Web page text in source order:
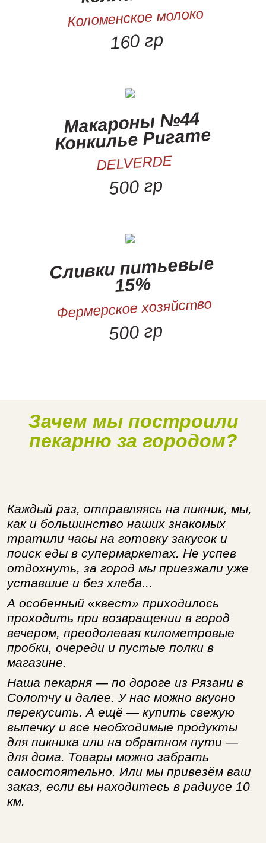
Коломенское молоко
160 гр
Макароны
№44
Конкилье Ригате
DELVERDE
500 гр
Сливки питьевые
15%
Фермерское хозяйство
500 гр
Наше производство
Зачем мы построили
пекарню за городом?
Каждый раз, отправляясь на пикник, мы,
как и большинство наших знакомых
тратили часы на готовку закусок и
поиск еды в супермаркетах. Не успев
отдохнуть, за город мы приезжали уже
уставшие и без хлеба...
А особенный «квест» приходилось
проходить при возвращении в город
вечером, преодолевая километровые
пробки, очереди и пустые полки в
магазине.
Наша пекарня — по дороге из Рязани в
Солотчу и далее. У нас можно вкусно
перекусить. А ещё — купить свежую
выпечку и все необходимые продукты
для пикника или на обратном пути —
для дома. Товары можно забрать
самостоятельно. Или мы привезём ваш
заказ, если вы находитесь в радиусе 10
км.